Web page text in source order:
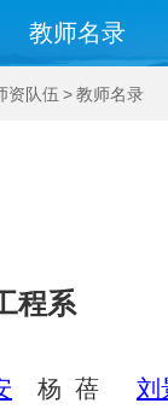
教师名录
资队伍 >教师名录
程系
杨 蓓 刘